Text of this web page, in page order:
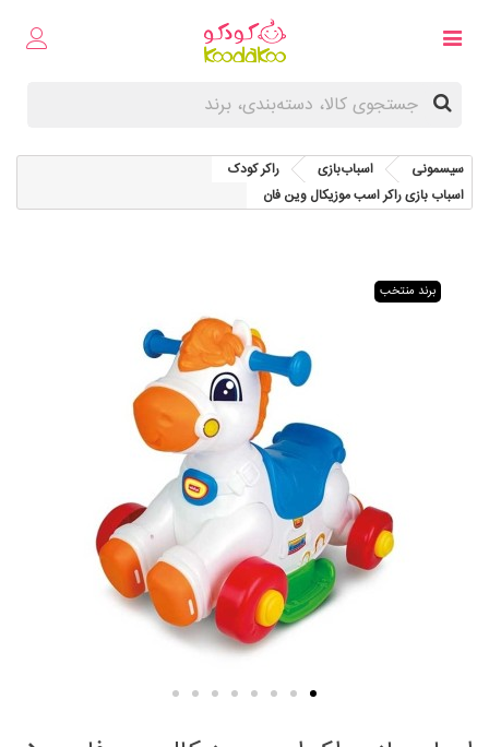
سیسمونی اسباب‌بازی
راکر کودک
اسباب بازی راکر اسب موزیکال وین فان
برند منتخب